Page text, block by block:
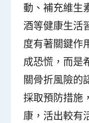
動、補充維生
酒等健康生活
度有著關鍵作
成恐慌，而是
關骨折風險的
採取預防措施
康，活出較有